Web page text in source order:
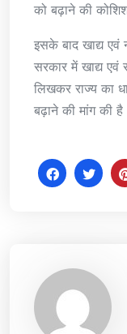
को बढ़ाने की
इसके बाद खाद्य
सरकार में खाद्य एवं
लिखकर राज्य का
बढ़ाने की मांग की